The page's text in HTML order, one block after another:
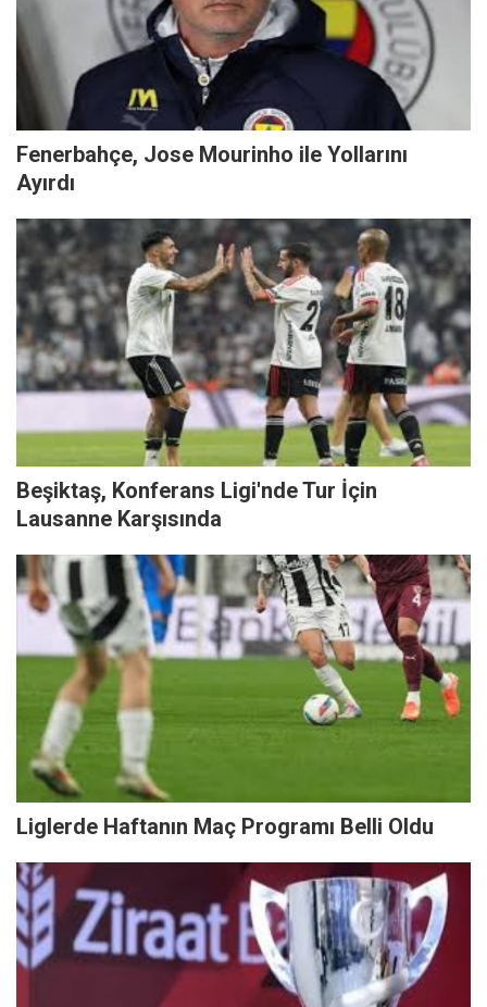
Fenerbahçe, Jose Mourinho ile Yollarını
Ayırdı
Beşiktaş, Konferans Ligi'nde Tur İçin
Lausanne Karşısında
Liglerde Haftanın Maç Programı Belli Oldu